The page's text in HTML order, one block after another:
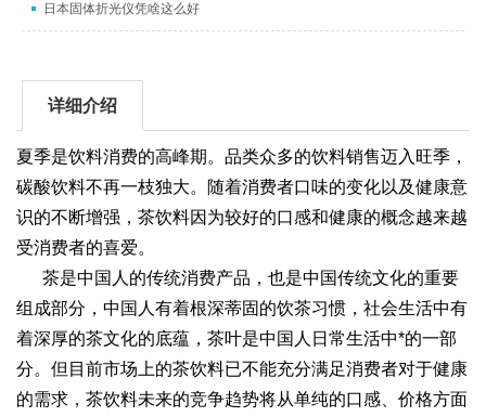
日本固体折光仪凭啥这么好
详细介绍
夏季是饮料消费的高峰期。品类众多的饮料销售迈入旺季，
碳酸饮料不再一枝独大。随着消费者口味的变化以及健康意
识的不断增强，茶饮料因为较好的口感和健康的概念越来越
受消费者的喜爱。
茶是中国人的传统消费产品，也是中国传统文化的重要
组成部分，中国人有着根深蒂固的饮茶习惯，社会生活中有
着深厚的茶文化的底蕴，茶叶是中国人日常生活中*的一部
分。但目前市场上的茶饮料已不能充分满足消费者对于健康
的需求，茶饮料未来的竞争趋势将从单纯的口感、价格方面